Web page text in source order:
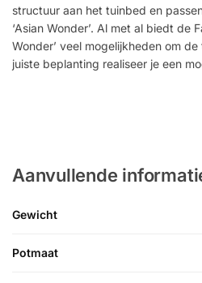
structuur aan het tuinbed en
‘Asian Wonder’. Al met al biedt de
Wonder’ veel mogelijkheden om
juiste beplanting realiseer je een
Aanvullende
Gewicht
Potmaat